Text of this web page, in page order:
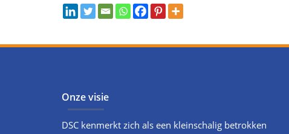
Onze visie
DSC kenmerkt zich als een kleinschalig betrokken